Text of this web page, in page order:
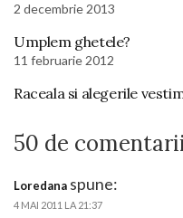
2 decembrie 2013
Umplem ghetele?
11 februarie 2012
Raceala si alegerile
50 de
Loredana spune:
4 MAI 2011 LA 21:37